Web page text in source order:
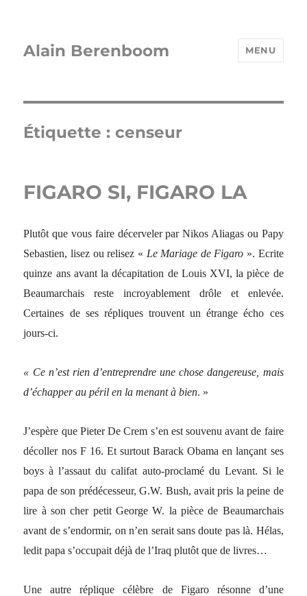
Alain Berenboom MENU
Étiquette :censeur
FIGARO SI, FIGARO LA
Plutôt que vous faire décerveler par Nikos Aliagas ou Papy
Sebastien, lisez ou relisez « Le Mariage de Figaro ». Ecrite
quinze ans avant la décapitation de Louis XVI, la pièce de
Beaumarchais reste incroyablement drôle et enlevée.
Certaines de ses répliques trouvent un étrange écho ces
jours-ci.
« Ce n’est rien d’entreprendre une chose dangereuse, mais
d’échapper au péril en la menant à bien. »
J’espère que Pieter De Crem s’en est souvenu avant de faire
décoller nos F 16. Et surtout Barack Obama en lançant ses
boys à l’assaut du califat auto-proclamé du Levant. Si le
papa de son prédécesseur, G.W. Bush, avait pris la peine de
lire à son cher petit George W. la pièce de Beaumarchais
avant de s’endormir, on n’en serait sans doute pas là. Hélas,
ledit papa s’occupait déjà de l’Iraq plutôt que de livres…
Une autre réplique célèbre de Figaro résonne d’une